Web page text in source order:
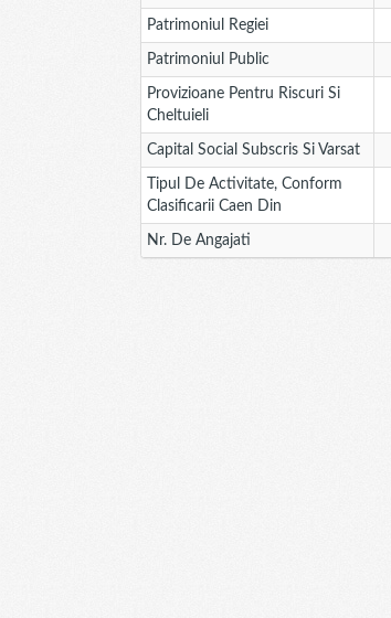
Patrimoniul Regiei
Patrimoniul Public
Provizioane Pentru Riscuri Si
Cheltuieli
Capital Social Subscris Si Varsat
Tipul De Activitate, Conform
Clasificarii Caen Din
Nr. De Angajati